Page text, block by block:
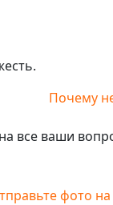
Почему
все ваши
фото